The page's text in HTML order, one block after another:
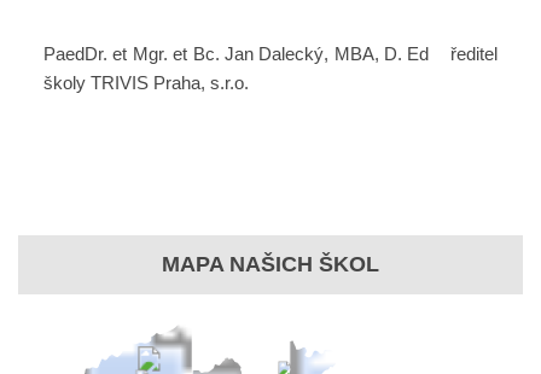
PaedDr. et Mgr. et Bc. Jan Dalecký, MBA, D. Ed ředitel
školy TRIVIS Praha, s.r.o.
MAPA NAŠICH ŠKOL